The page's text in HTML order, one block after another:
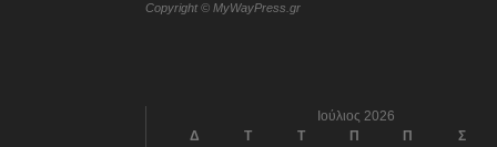
Copyright © MyWayPress.gr
Ιούλιος 2026
Δ
Τ Τ Π Π
Σ